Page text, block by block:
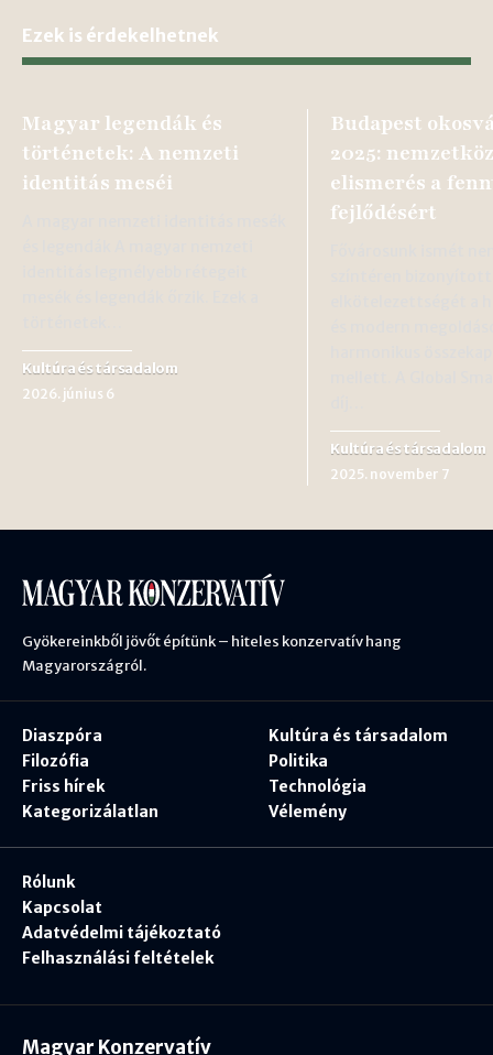
Ezek is érdekelhetnek
Magyar legendák és
történetek: A nemzeti
identitás meséi
Kultúra és társadalom
2026. június 6
Budapest
2025:
elismerés a
fejlődésért
Kultúra és társadalom
2025. november 7
Gyökereinkből jövőt építünk – hiteles konzervatív hang
Magyarországról.
Diaszpóra
Filozófia
Friss hírek
Kategorizálatlan
Kultúra és társadalom
Politika
Technológia
Vélemény
Rólunk
Kapcsolat
Adatvédelmi tájékoztató
Felhasználási feltételek
Magyar Konzervatív